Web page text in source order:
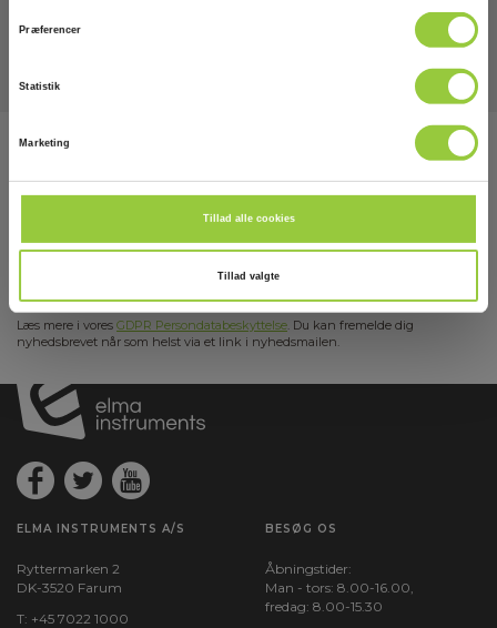
Præferencer
Statistik
Marketing
Tillad alle cookies
Tillad valgte
Hold dig opdateret og få vores fantastiske tilbud i
Læs mere i vores GDPR Persondatabeskyttelse. Du kan fremelde dig
nyhedsbrevet når som helst via et link i nyhedsmailen.
ELMA INSTRUMENTS A/S
Ryttermarken 2
DK-3520 Farum
T: +45 7022 1000
BESØG OS
Åbningstider:
Man - tors: 8.00-16.00,
fredag: 8.00-15.30